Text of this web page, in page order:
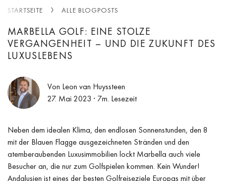
STARTSEITE ALLE BLOGPOSTS
MARBELLA GOLF: EINE STOLZE
VERGANGENHEIT – UND DIE ZUKUNFT DES
LUXUSLEBENS
Von Leon van Huyssteen
27. Mai 2023 · 7m. Lesezeit
Neben dem idealen Klima, den endlosen Sonnenstunden, den 8
mit der Blauen Flagge ausgezeichneten Stränden und den
atemberaubenden Luxusimmobilien lockt Marbella auch viele
Besucher an, die nur zum Golfspielen kommen. Kein Wunder!
Andalusien ist eines der besten Golfreiseziele Europas mit über